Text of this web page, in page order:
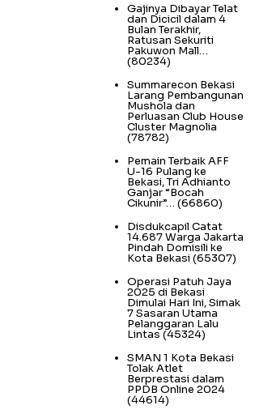
Gajinya Dibayar Telat
dan Dicicil dalam 4
Bulan Terakhir,
Ratusan Sekuriti
Pakuwon Mall…
(80234)
Summarecon Bekasi
Larang Pembangunan
Mushola dan
Perluasan Club House
Cluster Magnolia
(78782)
Pemain Terbaik AFF
U-16 Pulang ke
Bekasi, Tri Adhianto
Ganjar “Bocah
Cikunir”… (66860)
Disdukcapil Catat
14.687 Warga Jakarta
Pindah Domisili ke
Kota Bekasi (65307)
Operasi Patuh Jaya
2025 di Bekasi
Dimulai Hari Ini, Simak
7 Sasaran Utama
Pelanggaran Lalu
Lintas(45324)
SMAN 1 Kota Bekasi
Tolak Atlet
Berprestasi dalam
PPDB Online 2024
(44614)